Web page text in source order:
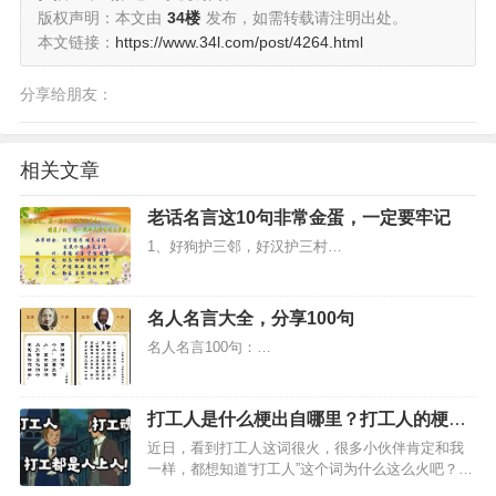
版权声明：本文由 34楼 发布，如需转载请注明出处。
本文链接： https://www.34l.com/post/4264.html
分享给朋友：
相关文章
老话名言这10句非常金蛋，一定要牢记
1、好狗护三邻，好汉护三村…
名人名言大全，分享100句
名人名言100句：…
打工人是什么梗出自哪里？打工人的梗为
什么这么火？
近日，看到打工人这词很火，很多小伙伴肯定和我
一样，都想知道“打工人”这个词为什么这么火吧？那